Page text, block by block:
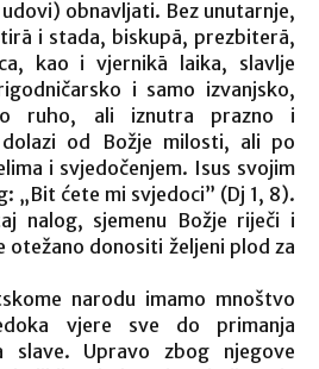
obnavljati. Bez unutarnje,
i stada, biskupā, prezbiterā,
kao i vjernikā laika, slavlje
i samo izvanjsko,
ruho, ali iznutra prazno i
od Božje milosti, ali po
i svjedočenjem. Isus svojim
„Bit ćete mi svjedoci” (Dj 1, 8).
nalog, sjemenu Božje riječi i
donositi željeni plod za
narodu imamo mnoštvo
vjere sve do primanja
slave. Upravo zbog njegove